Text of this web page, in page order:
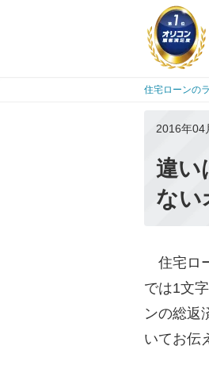
住宅ローンの
2016年04
違い
ない
住宅ロ
では1文
ンの総返
いてお伝